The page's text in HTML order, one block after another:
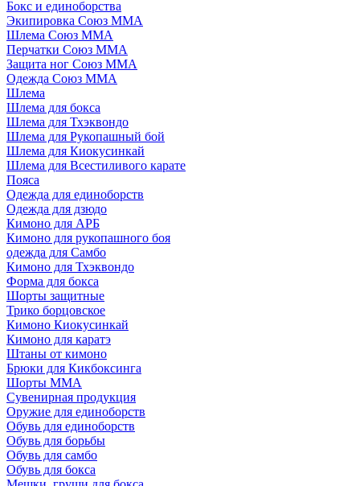
Бокс и единоборства
Экипировка Союз ММА
Шлема Союз ММА
Перчатки Союз ММА
Защита ног Союз ММА
Одежда Союз ММА
Шлема
Шлема для бокса
Шлема для Тхэквондо
Шлема для Рукопашный бой
Шлема для Киокусинкай
Шлема для Всестиливого карате
Пояса
Одежда для единоборств
Одежда для дзюдо
Кимоно для АРБ
Кимоно для рукопашного боя
одежда для Самбо
Кимоно для Тхэквондо
Форма для бокса
Шорты защитные
Трико борцовское
Кимоно Киокусинкай
Кимоно для каратэ
Штаны от кимоно
Брюки для Кикбоксинга
Шорты ММА
Сувенирная продукция
Оружие для единоборств
Обувь для единоборств
Обувь для борьбы
Обувь для самбо
Обувь для бокса